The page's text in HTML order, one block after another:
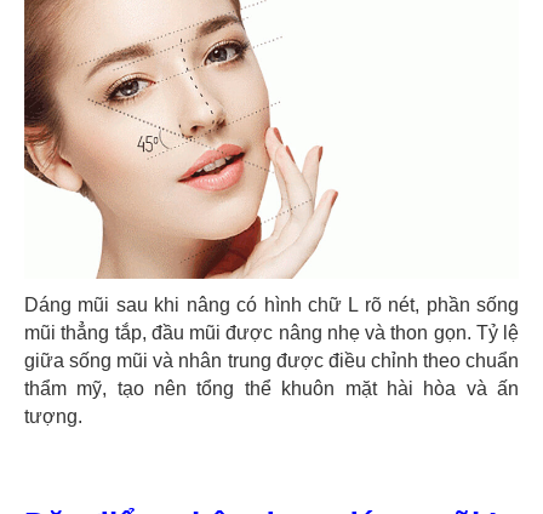
Dáng mũi sau khi nâng có hình chữ L rõ nét, phần sống
mũi thẳng tắp, đầu mũi được nâng nhẹ và thon gọn. Tỷ lệ
giữa sống mũi và nhân trung được điều chỉnh theo chuẩn
thẩm mỹ, tạo nên tổng thể khuôn mặt hài hòa và ấn
tượng.